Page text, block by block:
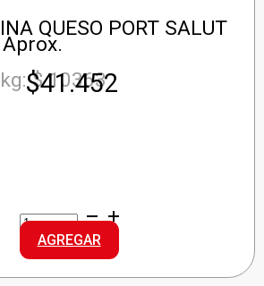
QUESO PORT SALUT
$ 10363
$41.452
LA
PAULINA
QUESO
PORT
SALUT
AGREGAR